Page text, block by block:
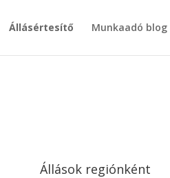
Állásértesítő Munkaadó blog
Állások regiónként